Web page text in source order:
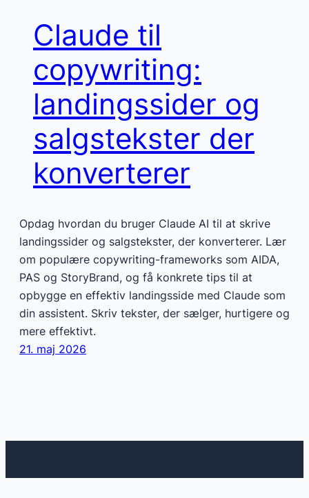
Claude til
copywriting:
landingssider og
salgstekster der
konverterer
Opdag hvordan du bruger Claude AI til at skrive
landingssider og salgstekster, der konverterer. Lær
om populære copywriting-frameworks som AIDA,
PAS og StoryBrand, og få konkrete tips til at
opbygge en effektiv landingsside med Claude som
din assistent. Skriv tekster, der sælger, hurtigere og
mere effektivt.
21. maj 2026